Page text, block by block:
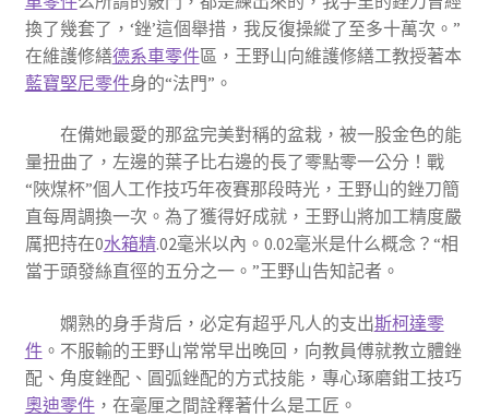
換了幾套了，‘銼’這個舉措，我反復操縱了至多十萬次。”
在維護修繕德系車零件區，王野山向維護修繕工教授著本
藍寶堅尼零件身的“法門”。
在備她最愛的那盆完美對稱的盆栽，被一股金色的能
量扭曲了，左邊的葉子比右邊的長了零點零一公分！戰
“陜煤杯”個人工作技巧年夜賽那段時光，王野山的銼刀簡
直每周調換一次。為了獲得好成就，王野山將加工精度嚴
厲把持在0水箱精.02毫米以內。0.02毫米是什么概念？“相
當于頭發絲直徑的五分之一。”王野山告知記者。
嫻熟的身手背后，必定有超乎凡人的支出斯柯達零
件。不服輸的王野山常常早出晚回，向教員傅就教立體銼
配、角度銼配、圓弧銼配的方式技能，專心琢磨鉗工技巧
奧迪零件，在毫厘之間詮釋著什么是工匠。